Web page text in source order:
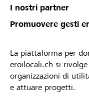
I nostri partner
Promuovere gesti
La piattaforma per
eroilocali.ch si
organizzazioni di
e attuare progetti.